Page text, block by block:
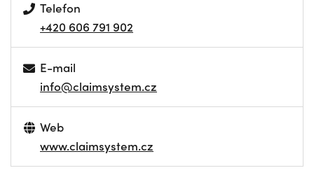
Telefon
+420 606 791 902
E-mail
info@claimsystem.cz
Web
www.claimsystem.cz